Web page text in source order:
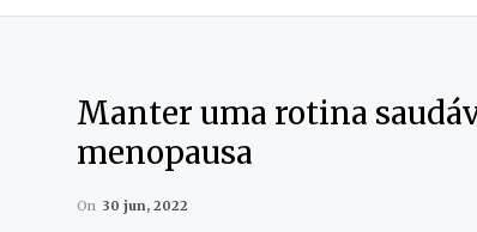
Manter uma rotina
menopausa
On 30 jun, 2022